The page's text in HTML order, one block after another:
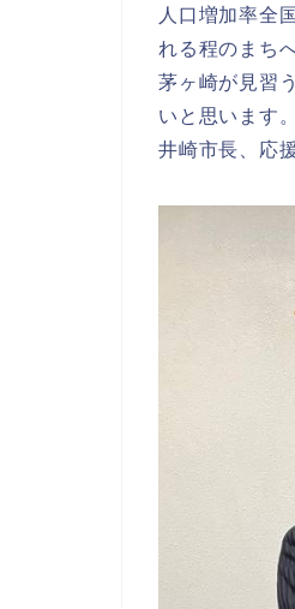
人口増加率全
れる程のまち
茅ヶ崎が見習
いと思います。
井崎市長、応